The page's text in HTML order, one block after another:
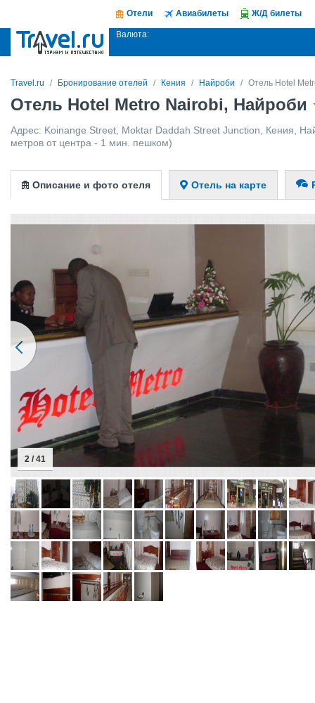
Отели Авиабилеты Ж/Д билеты
Валюта:
Travel.ru Бронирование отелей Кения Найроби Отель Hotel
Отель Hotel Metro Nairobi, Найроби
Адрес: Koinange Street, Moktar Daddah Street Junction Кения
метров от центра - 1 мин. пешком)
Описание и фото отеля Отель на карте
2 / 41